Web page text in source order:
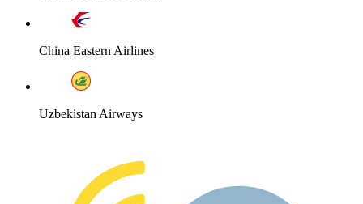
China Eastern Airlines
Uzbekistan Airways